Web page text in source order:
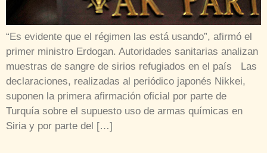
“Es evidente que el régimen las está usando”, afirmó el
primer ministro Erdogan. Autoridades sanitarias analizan
muestras de sangre de sirios refugiados en el país Las
declaraciones, realizadas al periódico japonés Nikkei,
suponen la primera afirmación oficial por parte de
Turquía sobre el supuesto uso de armas químicas en
Siria y por parte del […]